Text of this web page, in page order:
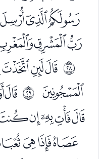
ﰛ
ﮤ ﰜ